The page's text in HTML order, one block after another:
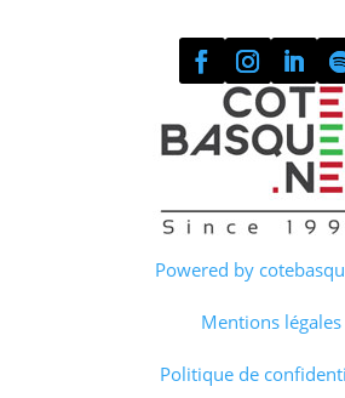
Powered by
Mentions légales
Politique de